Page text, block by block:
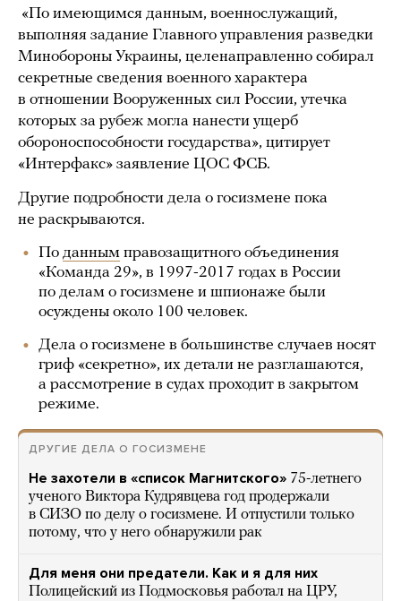
«По имеющимся данным, военнослужащий,
выполняя задание Главного управления разведки
Минобороны Украины, целенаправленно собирал
секретные сведения военного характера
в отношении Вооруженных сил России, утечка
которых за рубеж могла нанести ущерб
обороноспособности государства», цитирует
«Интерфакс» заявление ЦОС ФСБ.
Другие подробности дела о госизмене пока
не раскрываются.
По данным правозащитного объединения
«Команда 29», в 1997-2017 годах в России
по делам о госизмене и шпионаже были
осуждены около 100 человек.
Дела о госизмене в большинстве случаев носят
гриф «секретно», их детали не разглашаются,
а рассмотрение в судах проходит в закрытом
режиме.
ДРУГИЕ ДЕЛА О ГОСИЗМЕНЕ
Не захотели в «список Магнитского» 75-летнего
ученого Виктора Кудрявцева год продержали
в СИЗО по делу о госизмене. И отпустили только
потому, что у него обнаружили рак
Для меня они предатели. Как и я для них
Полицейский из Подмосковья работал на ЦРУ,